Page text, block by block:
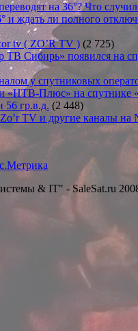
на 36°? Что
и ждать ли полного
tv ( ZO’R TV ) (2 725)
ТВ Сибирь» появился на
у спутниковых
«НТВ-Плюс» на спутнике
56 гр.в.д. (2 448)
TV и другие каналы на
& IT" - SaleSat.ru